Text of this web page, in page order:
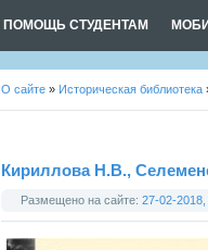
ПОМОЩЬ СТУДЕНТАМ
О сайте » Историческая библиотека
Кириллова Н.В.,
Размещено на сайте: 27-02-2018,